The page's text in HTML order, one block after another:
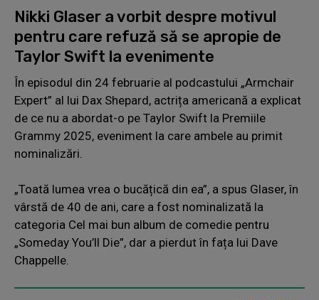
Nikki Glaser a vorbit despre motivul
pentru care refuză să se apropie de
Taylor Swift la evenimente
În episodul din 24 februarie al podcastului „Armchair
Expert” al lui Dax Shepard, actrița americană a explicat
de ce nu a abordat-o pe Taylor Swift la Premiile
Grammy 2025, eveniment la care ambele au primit
nominalizări.
„Toată lumea vrea o bucățică din ea”, a spus Glaser, în
vârstă de 40 de ani, care a fost nominalizată la
categoria Cel mai bun album de comedie pentru
„Someday You’ll Die”, dar a pierdut în fața lui Dave
Chappelle.